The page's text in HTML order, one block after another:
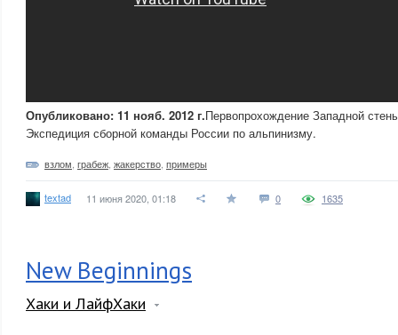
Опубликовано: 11 нояб. 2012 г.Первопрохождение Западной
Экспедиция сборной команды России по альпинизму.
взлом грабеж жакерство примеры
textad 11 июня 2020, 01:18 0 1635
New Beginnings
Хаки и ЛайфХаки